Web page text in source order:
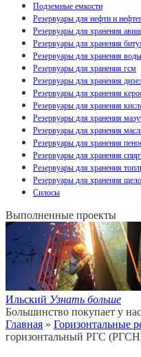
Подземные емкости
Резервуары для нефти и
Резервуары для хранения
Резервуары для хранения
Резервуары для хранения воды
Резервуары для хранения гсм
Резервуары для хранения
Резервуары для хранения
Резервуары для хранения
Резервуары для хранения
Резервуары для хранения
Резервуары для хранения
Резервуары для хранения
Резервуары для хранения
Резервуары для хранения
Силосы
Выполненные проекты
Ильский Узнать больше
Большинство покупает у
Главная » Горизонтальные
горизонтальный РГС